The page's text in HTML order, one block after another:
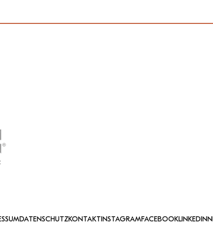
DATENSCHUTZKONTAKTINSTAGRAMFACEBOOKLINKEDIN